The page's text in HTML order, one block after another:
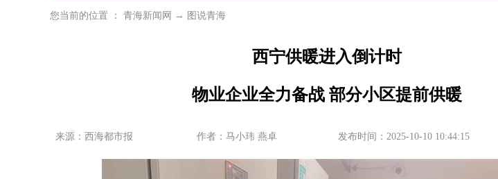
您当前的位置 ： 青海新闻网 → 图说青海
西宁供暖进入倒计时
物业企业全力备战 部分小区提前供暖
来源： 西海都市报 作者： 马小玮 燕卓 发布时间：2025-10-10 10:44:15